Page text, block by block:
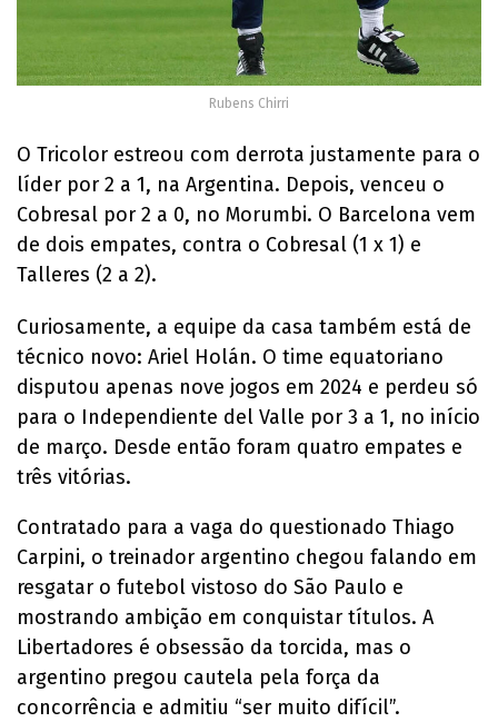
Rubens Chirri
O Tricolor estreou com derrota justamente para o
líder por 2 a 1, na Argentina. Depois, venceu o
Cobresal por 2 a 0, no Morumbi. O Barcelona vem
de dois empates, contra o Cobresal (1 x 1) e
Talleres (2 a 2).
Curiosamente, a equipe da casa também está de
técnico novo: Ariel Holán. O time equatoriano
disputou apenas nove jogos em 2024 e perdeu só
para o Independiente del Valle por 3 a 1, no início
de março. Desde então foram quatro empates e
três vitórias.
Contratado para a vaga do questionado Thiago
Carpini, o treinador argentino chegou falando em
resgatar o futebol vistoso do São Paulo e
mostrando ambição em conquistar títulos. A
Libertadores é obsessão da torcida, mas o
argentino pregou cautela pela força da
concorrência e admitiu “ser muito difícil”.